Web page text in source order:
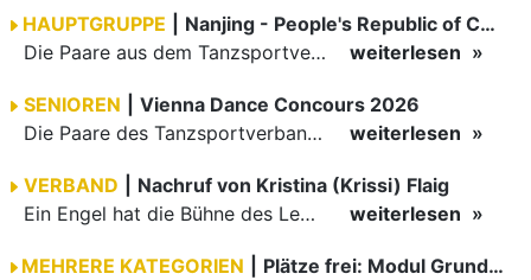
HAUPTGRUPPE
Nanjing - People's Republic of China
Die Paare aus dem Tanzsportverband Baden-Württemberg (TBW) haben beim hochklassig besetzten WDSF GrandSlam im chinesischen Nanjing wieder einmal auf internationalem Top-Niveau geglänzt. Das…
weiterlesen
SENIOREN
Vienna Dance Concours 2026
Die Paare des Tanzsportverbandes Baden-Württemberg (TBW) glänzten auf dem internationalen Parkett des Vienna Dance Concourse 2026 im Wiener Rathaus mit hervorragenden Platzierungen Ergebnisse unter: …
weiterlesen
VERBAND
Nachruf von Kristina (Krissi) Flaig
Ein Engel hat die Bühne des Lebens verlassen. Viel zu früh, plötzlich und für uns alle unfassbar, wurde unsere geliebte Kristina (Krissi) Flaig im Alter von 36 Jahren aus dem Leben gerissen. Das Tanzen…
weiterlesen
MEHRERE KATEGORIEN
Plätze frei: Modul Grundlagen